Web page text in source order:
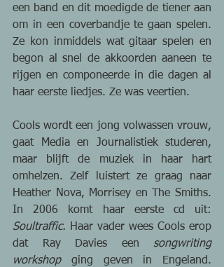
een band en dit moedigde de tiener aan
om in een coverbandje te gaan spelen.
Ze kon inmiddels wat gitaar spelen en
begon al snel de akkoorden aaneen te
rijgen en componeerde in die dagen al
haar eerste liedjes. Ze was veertien.
Cools wordt een jong volwassen vrouw,
gaat Media en Journalistiek studeren,
maar blijft de muziek in haar hart
omhelzen. Zelf luistert ze graag naar
Heather Nova, Morrisey en The Smiths.
Soultraffic. Haar vader wees Cools erop
dat Ray Davies een songwriting
workshop ging geven in Engeland.